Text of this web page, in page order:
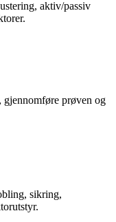
aktiv/passiv
gjennomføre prøven og
sikring,